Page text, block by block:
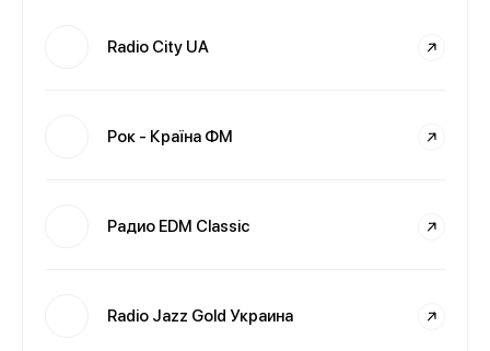
Radio City UA
Рок - Країна ФМ
Радио EDM Classic
Radio Jazz Gold Украина